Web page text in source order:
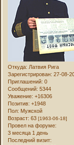
Откуда: Латвия Рига
Зарегистрирован: 27-08-
Приглашений: 0
Сообщений: 5344
Уважение: +16306
Позитив: +1948
Пол: Мужской
Возраст: 63[1963-06-18]
Провел на форуме:
3 месяца 1 день
Последний визит: